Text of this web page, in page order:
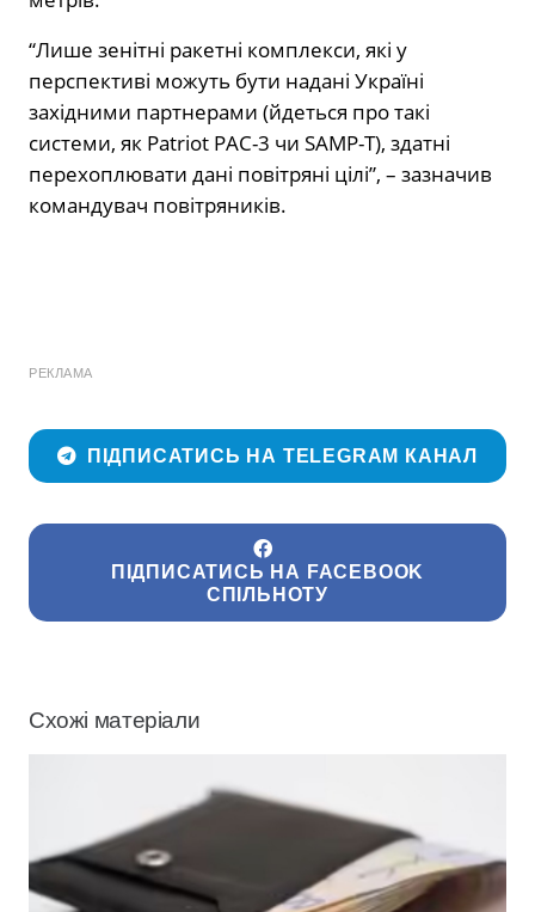
“Лише зенітні ракетні комплекси, які у
перспективі можуть бути надані Україні
західними партнерами (йдеться про такі
системи, як Patriot PAC-3 чи SAMP-T), здатні
перехоплювати дані повітряні цілі”, – зазначив
командувач повітряників.
РЕКЛАМА
ПІДПИСАТИСЬ НА TELEGRAM КАНАЛ
ПІДПИСАТИСЬ НА FACEBOOK
СПІЛЬНОТУ
Схожі матеріали